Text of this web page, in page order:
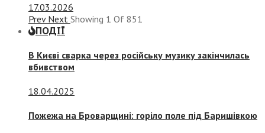
17.03.2026
Prev Next Showing 1 Of 851
ПОДІЇ
В Києві сварка через російську музику закінчилась
вбивством
18.04.2025
Пожежа на Броварщині: горіло поле під Баришівкою